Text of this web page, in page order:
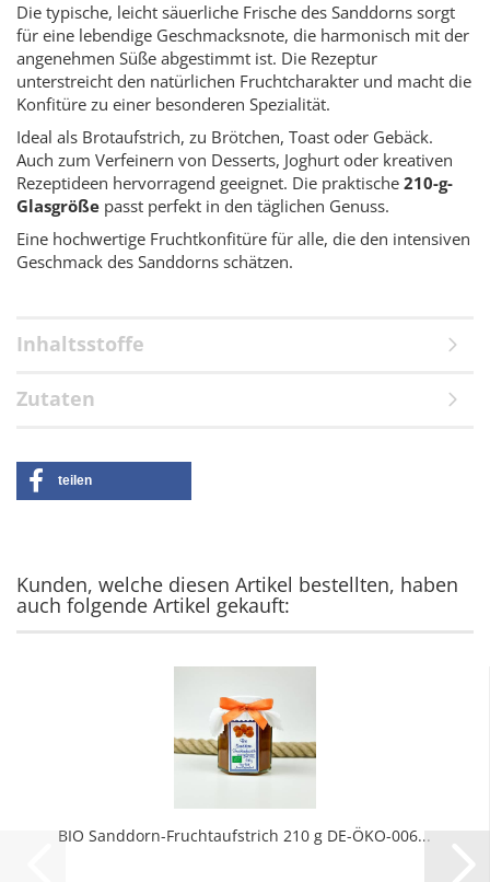
Die typische, leicht säuerliche Frische des Sanddorns sorgt
für eine lebendige Geschmacksnote, die harmonisch mit der
angenehmen Süße abgestimmt ist. Die Rezeptur
unterstreicht den natürlichen Fruchtcharakter und macht die
Konfitüre zu einer besonderen Spezialität.
Ideal als Brotaufstrich, zu Brötchen, Toast oder Gebäck.
Auch zum Verfeinern von Desserts, Joghurt oder kreativen
Rezeptideen hervorragend geeignet. Die praktische 210-g-
Glasgröße passt perfekt in den täglichen Genuss.
Eine hochwertige Fruchtkonfitüre für alle, die den intensiven
Geschmack des Sanddorns schätzen.
Inhaltsstoffe
Zutaten
teilen
Kunden, welche diesen Artikel bestellten, haben
auch folgende Artikel gekauft:
BIO Sanddorn-Fruchtaufstrich 210 g DE-ÖKO-006...